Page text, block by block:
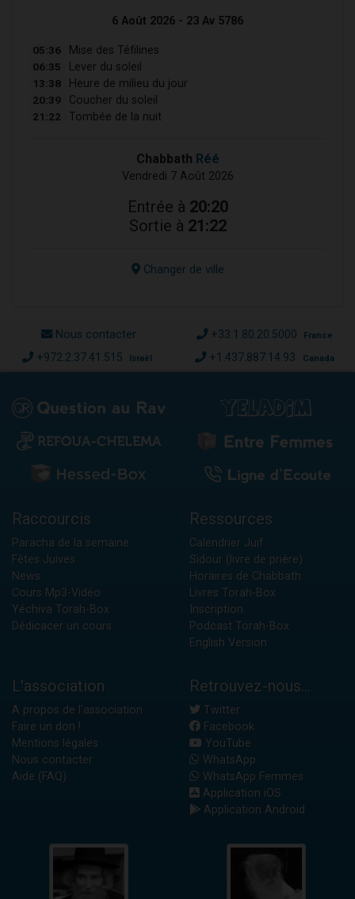
6 Août 2026 - 23 Av 5786
05:36 Mise des Téfilines
06:35 Lever du soleil
13:38 Heure de milieu du jour
20:39 Coucher du soleil
21:22 Tombée de la nuit
Chabbath Réé
Vendredi 7 Août 2026
Entrée à 20:20
Sortie à 21:22
Changer de ville
Nous contacter +33.1.80.20.5000 France
+972.2.37.41.515 Israël +1.437.887.14.93 Canada
Raccourcis
Paracha de la semaine
Fêtes Juives
News
Cours Mp3-Vidéo
Yéchiva Torah-Box
Dédicacer un cours
Ressources
Calendrier Juif
Sidour (livre de prière)
Horaires de Chabbath
Livres Torah-Box
Inscription
Podcast Torah-Box
English Version
L'association
A propos de l'association
Faire un don !
Mentions légales
Nous contacter
Aide (FAQ)
Retrouvez-nous...
Twitter
Facebook
YouTube
WhatsApp
WhatsApp Femmes
Application iOS
Application Android